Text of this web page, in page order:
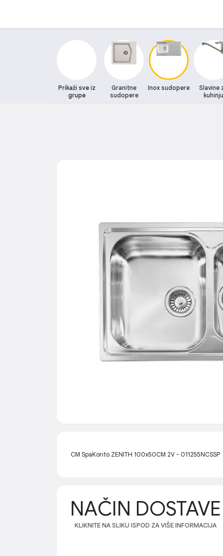
Prikaži sve iz
grupe
Granitne
sudopere
Inox sudopere
Slavine
kuhinju
CM SpaKorito ZENITH 100x50CM 2V - 011255NCSSP
NAČIN DOSTAVE
KLIKNITE NA SLIKU ISPOD ZA VIŠE INFORMACIJA